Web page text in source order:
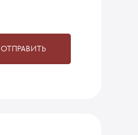
ОТПРАВИТЬ